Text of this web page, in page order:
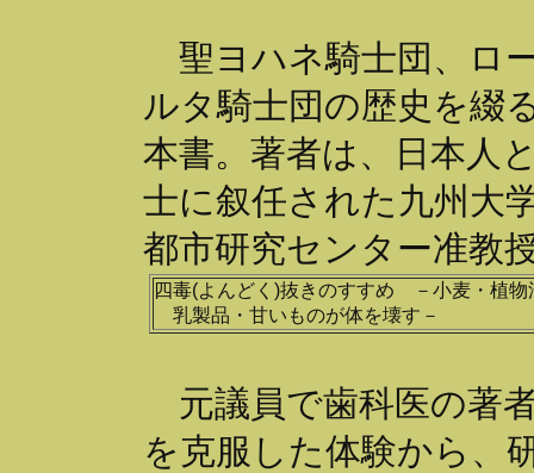
聖ヨハネ騎士団、ロ
ルタ騎士団の歴史を綴
本書。著者は、日本人
士に叙任された九州大
都市研究センター准教
四毒(よんどく)抜きのすすめ －小麦・植物
乳製品・甘いものが体を壊す－
元議員で歯科医の著
を克服した体験から、